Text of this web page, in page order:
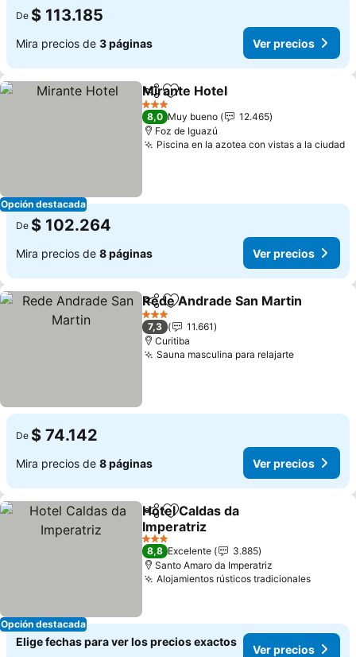
De $ 113.185
Mira precios de 3 páginas Ver precios
Opción destacada
CompartirAgregar a favoritos
Mirante Hotel
3 Estrellas
8,0 Muy bueno
12.465
Foz de Iguazú
Piscina en la azotea con vistas a la ciudad
De $ 102.264
Mira precios de 8 páginas Ver precios
CompartirAgregar a favoritos
Rede Andrade San Martin
3 Estrellas
7,3
11.661
Curitiba
Sauna masculina para relajarte
De $ 74.142
Mira precios de 8 páginas Ver precios
Opción destacada
CompartirAgregar a favoritos
Hotel Caldas da
Imperatriz
3 Estrellas
8,8 Excelente
3.885
Santo Amaro da Imperatriz
Alojamientos rústicos tradicionales
Elige fechas para ver los precios exactos
Ver precios